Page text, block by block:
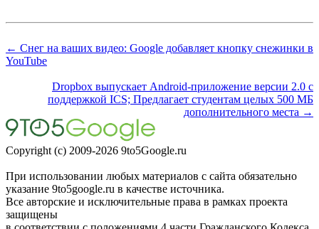
← Снег на ваших видео: Google добавляет кнопку снежинки в
YouTube
Dropbox выпускает Android-приложение версии 2.0 с
поддержкой ICS; Предлагает студентам целых 500 МБ
дополнительного места →
Copyright (c) 2009-2026 9to5Google.ru
При использовании любых материалов с сайта обязательно
указание 9to5google.ru в качестве источника.
Все авторские и исключительные права в рамках проекта
защищены